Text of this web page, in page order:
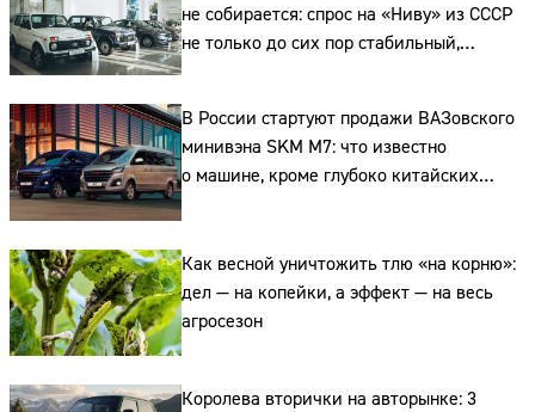
не собирается: спрос на «Ниву» из СССР
не только до сих пор стабильный,
но и растёт
В России стартуют продажи ВАЗовского
минивэна SKM M7: что известно
о машине, кроме глубоко китайских
корней
Как весной уничтожить тлю «на корню»:
дел — на копейки, а эффект — на весь
агросезон
Королева вторички на авторынке: 3